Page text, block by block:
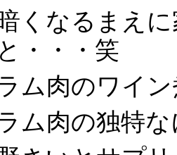
くなるまえ
と・・・笑
ム肉のワイ
ム肉の独特